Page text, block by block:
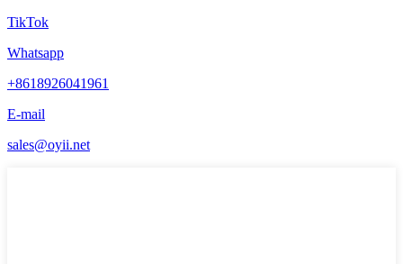
TikTok
Whatsapp
+8618926041961
E-mail
sales@oyii.net